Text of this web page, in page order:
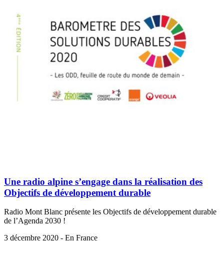
Une radio alpine s’engage dans la réalisation des
Objectifs de développement durable
Radio Mont Blanc présente les Objectifs de développement durable
de l’Agenda 2030 !
3 décembre 2020 - En France